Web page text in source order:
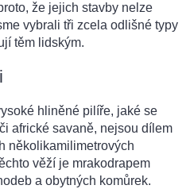
že jejich stavby nelze
vybrali tři zcela odlišné typy
těm lidským.
hliněné pilíře, jaké se
africké savaně, nejsou dílem
několikamilimetrových
věží je mrakodrapem
a obytných komůrek.